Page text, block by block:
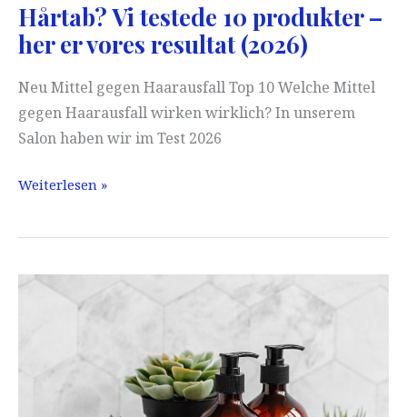
Hårtab? Vi testede 10 produkter –
her er vores resultat (2026)
Neu Mittel gegen Haarausfall Top 10 Welche Mittel
gegen Haarausfall wirken wirklich? In unserem
Salon haben wir im Test 2026
Hårtab?
testede
produkter
Weiterlesen »